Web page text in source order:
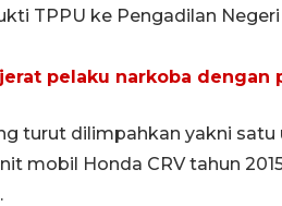
TPPU ke Pengadilan
pelaku narkoba dengan
turut dilimpahkan yakni
mobil Honda CRV tahun